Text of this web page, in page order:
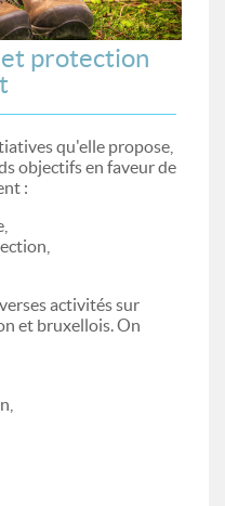
protection
qu'elle propose,
objectifs en faveur de
:
activités sur
et bruxellois. On